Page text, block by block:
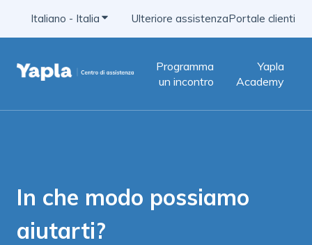
Italiano - Italia Mostra sottomenu per le traduzioni
Ulteriore assistenzaPortale clienti
Programma
un incontro
Yapla
Academy
In che modo possiamo
aiutarti?